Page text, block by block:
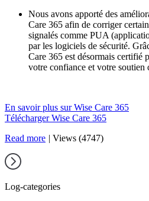
Nous avons apporté des
Care 365 afin de corriger
signalés comme PUA
par les logiciels de sécurité.
Care 365 est désormais certifié
votre confiance et votre soutien
En savoir plus sur Wise Care 365
Télécharger Wise Care 365
Read more | Views (4747)
Log-categories